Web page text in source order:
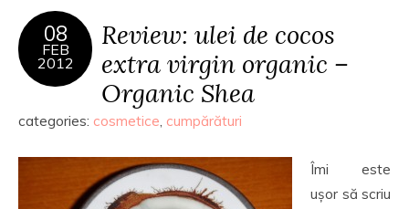
08
FEB
2012
Review: ulei de cocos
extra virgin organic –
Organic Shea
categories: cosmetice, cumpărături
Îmi este
ușor să scriu